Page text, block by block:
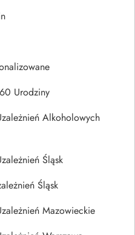
Urodziny
Alkoholowych
Śląsk
Śląsk
Mazowieckie